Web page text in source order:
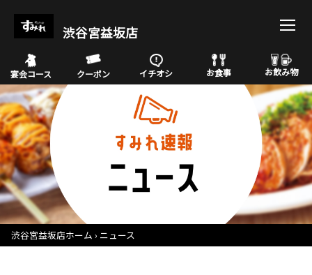
渋谷宮益坂店
宴会コース クーポン イチオシ お食事 お飲み物
渋谷宮益坂店ホーム ニュース